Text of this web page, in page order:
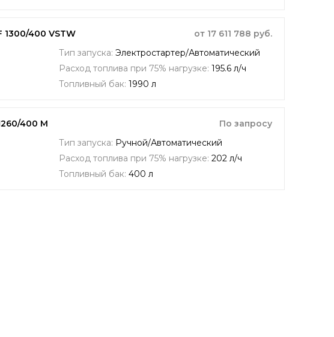
1300/400 VSTW
от 17 611 788 руб.
Тип запуска: Электростартер/Автоматический
Расход топлива при 75% нагрузке: 195.6 л/ч
Топливный бак: 1990 л
400 M
По запросу
Тип запуска: Ручной/Автоматический
Расход топлива при 75% нагрузке: 202 л/ч
Топливный бак: 400 л